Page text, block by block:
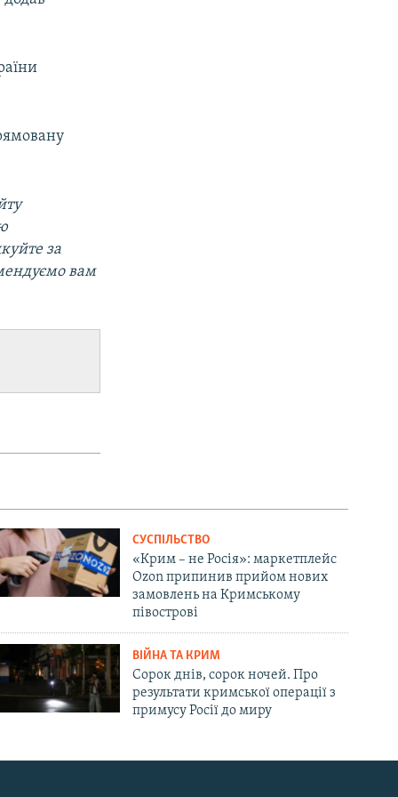
за
вам
СУСПІЛЬСТВО
«Крим – не Росія»: маркетплейс
Ozon припинив прийом нових
замовлень на Кримському
півострові
ВІЙНА ТА КРИМ
Сорок днів, сорок ночей. Про
результати кримської операції з
примусу Росії до миру